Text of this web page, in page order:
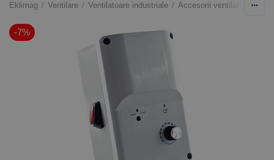
Eklimag / Ventilare / Ventilatoare industriale / Accesorii ventilatoare